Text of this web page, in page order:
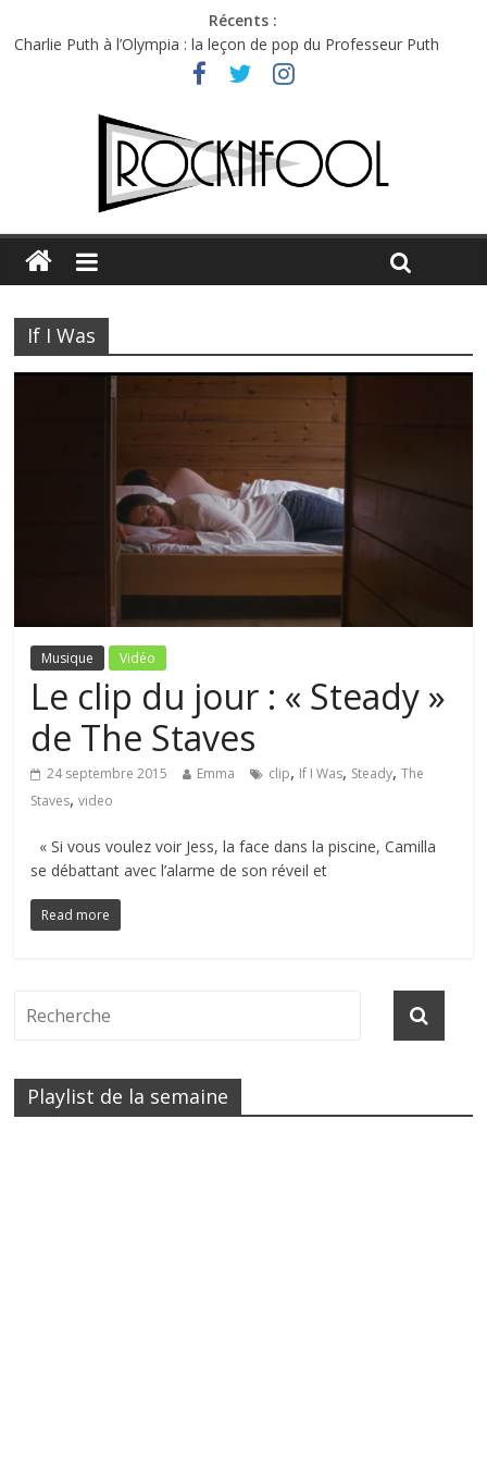
Récents :
Charlie Puth à l’Olympia : la leçon de pop du Professeur Puth
Festival Triptyque : un nouveau festival de musique indépendant
Hellfest 2026 vendredi : température et émotions en hausse
Hellfest 2026 jeudi : impossible de choisir entre chaleur et bonne
Première édition du Midgard Festival : entre bière, métal et
If I Was
Musique Vidéo
Le clip du jour : « Steady »
de The Staves
24 septembre 2015 Emma clip, If I Was, Steady,The
Staves,video
« Si vous voulez voir Jess, la face dans la piscine, Camilla
se débattant avec l’alarme de son réveil et
Read more
Playlist de la semaine